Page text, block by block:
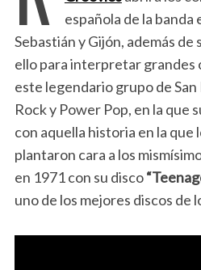
española de la banda
Sebastián y Gijón, además
ello para interpretar grandes
este legendario grupo de
Rock y Power Pop, en la que
con aquella historia en la que
plantaron cara a los
en 1971 con su disco
uno de los mejores discos de